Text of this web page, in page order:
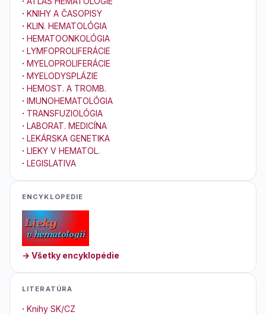
· KNIHY A ČASOPISY
· KLIN. HEMATOLÓGIA
· HEMATOONKOLÓGIA
· LYMFOPROLIFERÁCIE
· MYELOPROLIFERÁCIE
· MYELODYSPLÁZIE
· HEMOST. A TROMB.
· IMUNOHEMATOLÓGIA
· TRANSFUZIOLÓGIA
· LABORAT. MEDICÍNA
· LEKÁRSKA GENETIKA
· LIEKY V HEMATOL.
· LEGISLATIVA
ENCYKLOPEDIE
→ Všetky encyklopédie
LITERATÚRA
· Knihy SK/CZ